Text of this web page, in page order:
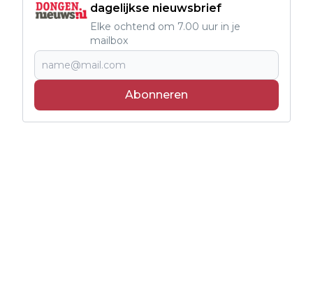
dagelijkse nieuwsbrief
Elke ochtend om 7.00 uur in je
mailbox
Abonneren